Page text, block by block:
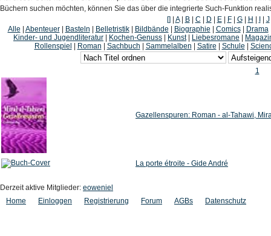
Büchern suchen möchten, können Sie das über die integrierte Such-Funktion
[]
A| B| C D E| F| G| H J
Alle
Abenteuer| Basteln Belletristik| Bildbände Biographie Comics| Drama
Kinder- und Jugendliteratur
Kochen-Genuss Kunst| Liebesromane
Rollenspiel
Roman Sachbuch Sammelalben Satire Schule
1
Gazellenspuren: Roman - al-Tahawi,
La porte étroite - Gide André
Derzeit aktive Mitglieder: eoweniel
Home
Einloggen Registrierung Forum AGBs Datenschutz